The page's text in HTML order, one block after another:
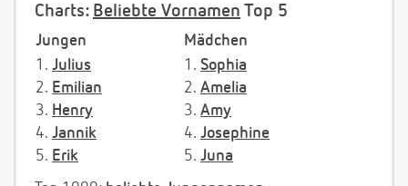
Charts: Beliebte Vornamen Top 5
Jungen
Mädchen
1. Julius
2. Emilian
3. Henry
4. Jannik
5. Erik
1. Sophia
2. Amelia
3. Amy
4. Josephine
5. Juna